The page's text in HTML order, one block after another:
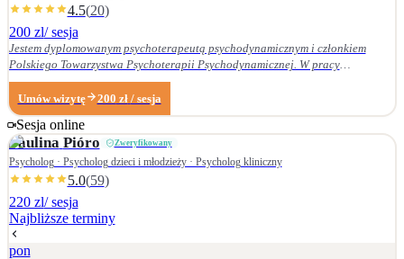
4.5(20)
200 zl/ sesja
Jestem dyplomowanym psychoterapeutą psychodynamicznym i członkiem
Polskiego Towarzystwa Psychoterapii Psychodynamicznej. W pracy
terapeutycznej wnikliwie słucham pacjenta i podążam za jego narracją. Moje
zainteresowania zawodowe obejmują przede wszystkim: • psychoterapię
zaburzeń osobowości, • zaburzenia nerwicowe i lękowe, • problematykę relacji
małżeńskich i rodzinnych. Nie zajmuję się terapią uzależnień. Ukończyłem
Wydział Nauk Pedagogicznych Dolnośląskiej Szkoły Wyższej we Wrocławiu —
w 2007 r. studia licencjackie (pedagogika rodzinna), a w 2009 r. magisterskie
(resocjalizacja). W 2016 r. ukończyłem czteroletnie szkolenie z psychoterapii
psychodynamicznej w Krakowskim Centrum Psychodynamicznym, a w styczniu
2020 r. uzyskałem dyplom psychoterapeuty psychodynamicznego. Od
ukończenia szkoły psychoterapii regularnie uczestniczę w konferencjach
Umów wizytę 200 zł / sesja
Sesja online
Paulina Pióro Zweryfikowany
Psycholog · Psycholog dzieci i młodzieży · Psycholog kliniczny
5.0(59)
220 zl/ sesja
Najbliższe terminy
pon